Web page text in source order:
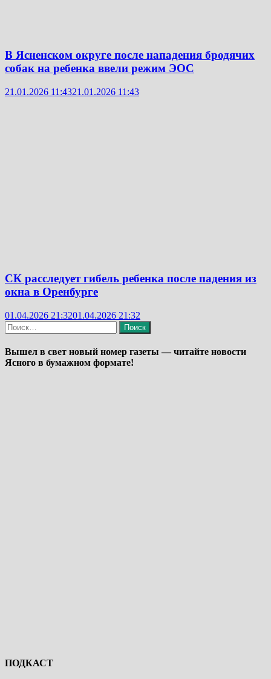
В Ясненском округе после нападения бродячих
собак на ребенка ввели режим ЭОС
21.01.2026 11:4321.01.2026 11:43
СК расследует гибель ребенка после падения из
окна в Оренбурге
01.04.2026 21:3201.04.2026 21:32
Найти:
Вышел в свет новый номер газеты — читайте новости
Ясного в бумажном формате!
ПОДКАСТ